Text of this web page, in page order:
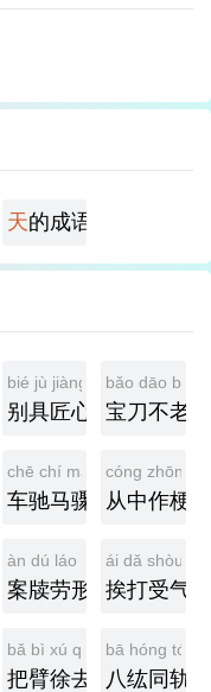
天的成语
bié jù jiàng xīn
别具匠心
bǎo dāo bù
宝刀不老
lìchē chí mǎ zhòu
车驰马骤
cóng zhōng
从中作梗
àn dú láo xíng
案牍劳形
ái dǎ shòu qì
挨打受气
bǎ bì xú qù
把臂徐去
bā hóng tóng
八纮同轨